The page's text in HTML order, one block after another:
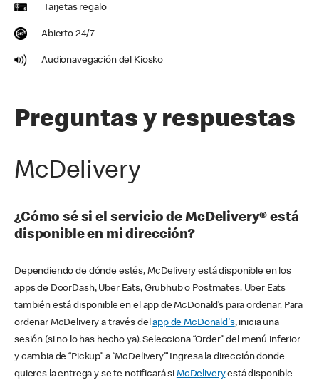
Tarjetas regalo
Abierto 24/7
Audionavegación del Kiosko
Preguntas y respuestas
McDelivery
¿Cómo sé si el servicio de McDelivery® está
disponible en mi dirección?
Dependiendo de dónde estés, McDelivery está disponible en los
apps de DoorDash, Uber Eats, Grubhub o Postmates. Uber Eats
también está disponible en el app de McDonald’s para ordenar. Para
ordenar McDelivery a través delapp de McDonald's, inicia una
sesión (si no lo has hecho ya). Selecciona “Order” del menú inferior
y cambia de “Pickup” a “McDelivery’” Ingresa la dirección donde
quieres la entrega y se te notificará si McDeliveryestá disponible